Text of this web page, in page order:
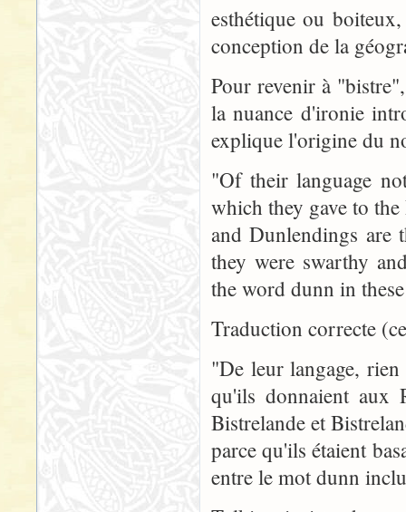
esthétique ou
conception de la
Pour revenir à
la nuance d'ironie
explique l'origine du
"Of their language
which they gave to
and Dunlendings are
they were swarthy
the word dunn in
Traduction correcte
"De leur langage,
qu'ils donnaient aux
Bistrelande et
parce qu'ils étaient
entre le mot dunn